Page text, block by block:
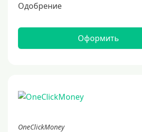
Одобрение
Оформить
OneClickMoney